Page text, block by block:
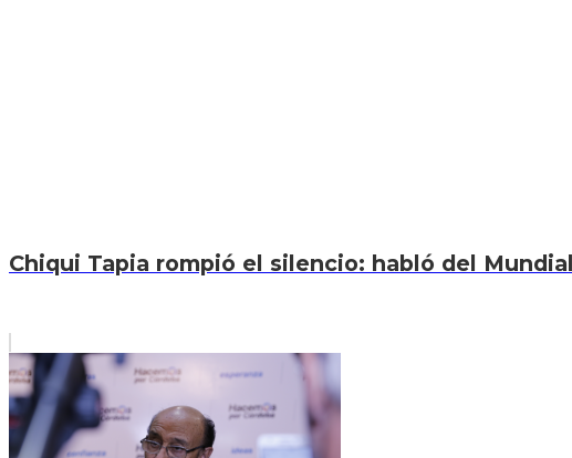
Chiqui Tapia rompió el silencio: habló del